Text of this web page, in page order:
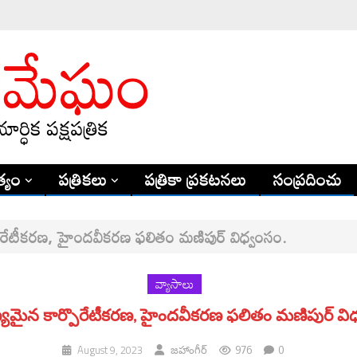
పత్రికలు పత్రికా ప్రకటనలు సంప్రదించు
హైందవీకరణ ఫలితం మణిపుర్ విధ్వంసం.
వ్యాసాలు
కార్పొరేటీకరణ, హైందవీకరణ ఫలితం మణిపుర్
August 9, 2023 జహాంగీర్ 976 0